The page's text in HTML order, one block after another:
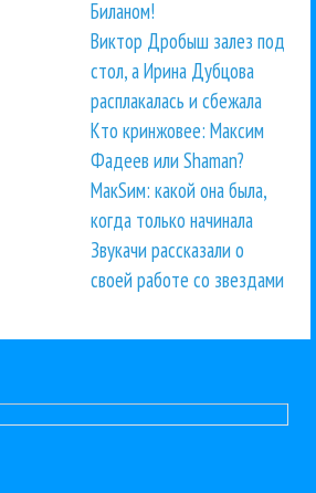
Биланом!
Виктор Дробыш залез под
стол, а Ирина Дубцова
расплакалась и сбежала
Кто кринжовее: Максим
Фадеев или Shaman?
МакSим: какой она была,
когда только начинала
Звукачи рассказали о
своей работе со звездами